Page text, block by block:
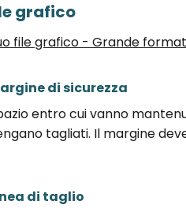
grafico
file grafico - Grande
di sicurezza
entro cui vanno
tagliati. Il margine
di taglio